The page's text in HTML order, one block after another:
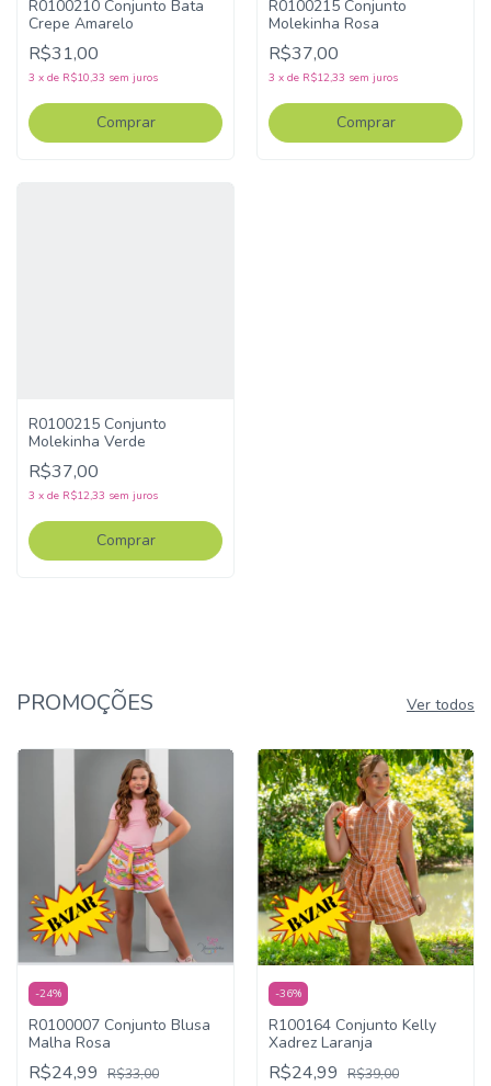
R0100210 Conjunto Bata
Crepe Amarelo
R$31,00
3 x de R$10,33 sem juros
Comprar
R0100215 Conjunto
Molekinha Rosa
R$37,00
3 x de R$12,33 sem juros
Comprar
R0100215 Conjunto
Molekinha Verde
R$37,00
3 x de R$12,33 sem juros
Comprar
PROMOÇÕES Ver todos
-24%
R0100007 Conjunto Blusa
Malha Rosa
R$24,99 R$33,00
-36%
R100164 Conjunto Kelly
Xadrez Laranja
R$24,99 R$39,00